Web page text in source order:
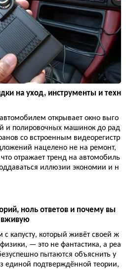
на уход, инструменты и техн
открывает окно выго
и полировочных машинок до рад
со встроенным видеорегистр
нацелено не на ремонт,
отражает тренд на автомобиль
иллюзии экономии и н
ноль ответов и почему вы
вживую
капусту, который живёт своей ж
— это не фантастика, а реа
пытаются объяснить у
единой подтверждённой теории,